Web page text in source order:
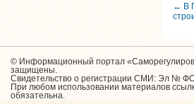
← В
© Информационный портал
защищены.
Свидетельство о регистрации СМИ: Эл №
При любом использовании материалов
обязательна.